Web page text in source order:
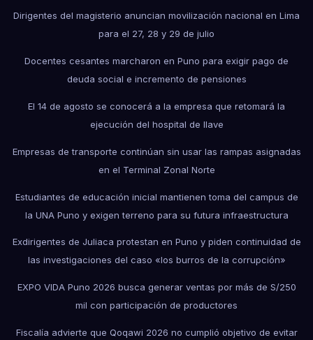
Dirigentes del magisterio anuncian movilización nacional en Lima
para el 27, 28 y 29 de julio
Docentes cesantes marcharon en Puno para exigir pago de
deuda social e incremento de pensiones
El 14 de agosto se conocerá a la empresa que retomará la
ejecución del hospital de Ilave
Empresas de transporte continúan sin usar las rampas asignadas
en el Terminal Zonal Norte
Estudiantes de educación inicial mantienen toma del campus de
la UNA Puno y exigen terreno para su futura infraestructura
Exdirigentes de Juliaca protestan en Puno y piden continuidad de
las investigaciones del caso «los burros de la corrupción»
EXPO VIDA Puno 2026 busca generar ventas por más de S/250
mil con participación de productores
Fiscalía advierte que Qoqawi 2026 no cumplió objetivo de evitar